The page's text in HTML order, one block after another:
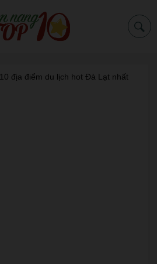
10 địa điểm du lịch hot Đà Lạt nhất